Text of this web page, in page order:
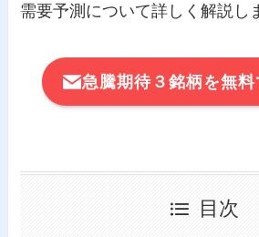
需要予測について詳しく解説し
急騰期待３銘柄を無
目次